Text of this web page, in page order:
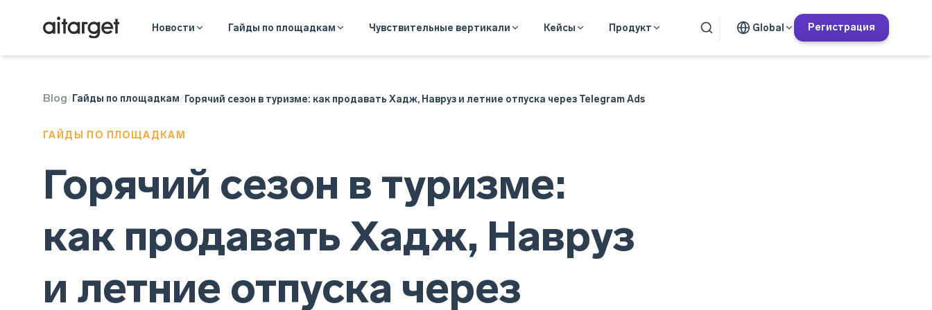
Новости Гайды по площадкам Чувствительные вертикали Кейсы Продукт Global Регистрация
Blog/Гайды по площадкам/Горячий сезон в туризме: как продавать Хадж, Навруз и летние отпуска через Telegram Ads
ГАЙДЫ ПО ПЛОЩАДКАМ
Telegram Ads
Горячий сезон в туризме:
как продавать Хадж, Навруз
и летние отпуска через